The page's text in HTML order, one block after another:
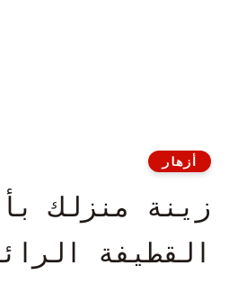
أزهار
زينة منزلك
القطيفة